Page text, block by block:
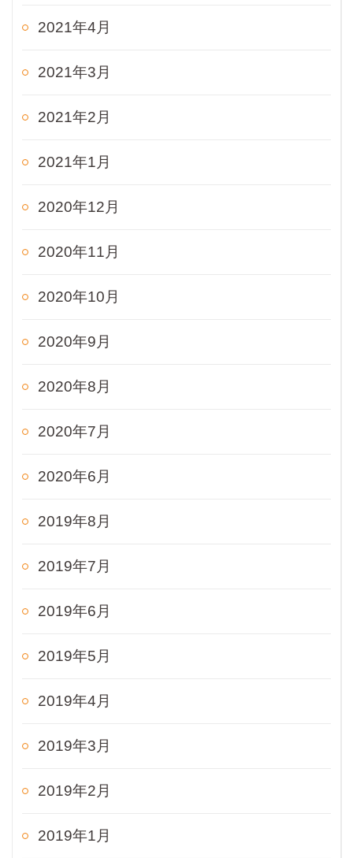
2021年4月
2021年3月
2021年2月
2021年1月
2020年12月
2020年11月
2020年10月
2020年9月
2020年8月
2020年7月
2020年6月
2019年8月
2019年7月
2019年6月
2019年5月
2019年4月
2019年3月
2019年2月
2019年1月